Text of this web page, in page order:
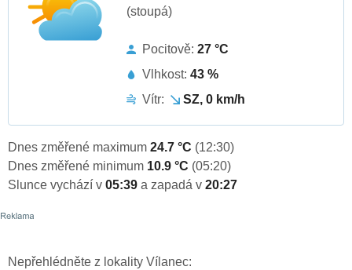
(stoupá)
Pocitově: 27 °C
Vlhkost: 43 %
Vítr:
SZ, 0 km/h
Dnes změřené maximum 24.7 °C (12:30)
Dnes změřené minimum 10.9 °C (05:20)
Slunce vychází v 05:39 a zapadá v 20:27
Nepřehlédněte z lokality Vílanec: